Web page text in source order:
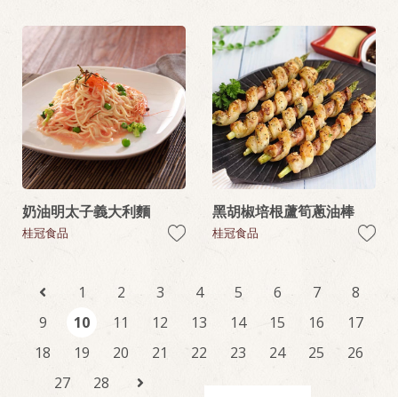
奶油明太子義大利麵
桂冠食品
黑胡椒培根蘆筍蔥油棒
桂冠食品
1 2 3 4 5 6 7
8
9
10 11 12 13 14 15 16
17
18
19 20 21 22 23 24 25
26
27
28